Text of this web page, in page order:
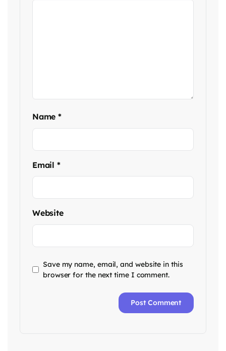
Name*
Email *
Website
Save my name, email, and website in this
browser for the next time I comment.